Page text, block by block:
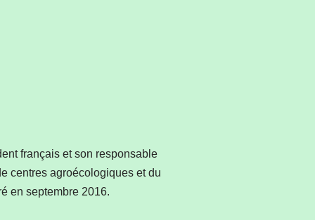
français et son responsable
centres agroécologiques et du
en septembre 2016.